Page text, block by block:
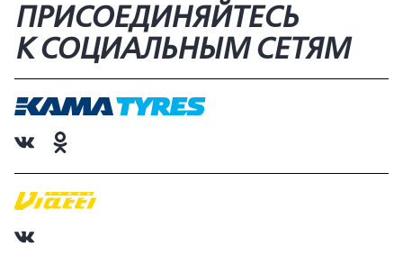
ПРИСОЕДИНЯЙТЕСЬ
К СОЦИАЛЬНЫМ СЕТЯМ